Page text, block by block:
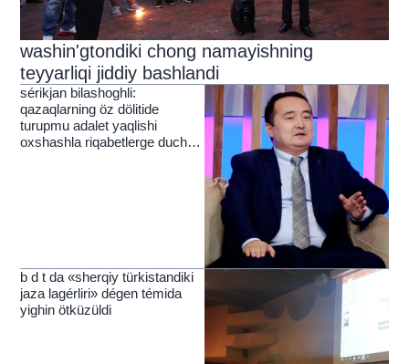
washin'gtondiki chong namayishning
teyyarliqi jiddiy bashlandi
sérikjan bilashoghli:
qazaqlarning öz dölitide
turupmu adalet yaqlishi
oxshashla riqabetlerge duch
b d t da «sherqiy türkistandiki
jaza lagérliri» dégen témida
yighin ötküzüldi